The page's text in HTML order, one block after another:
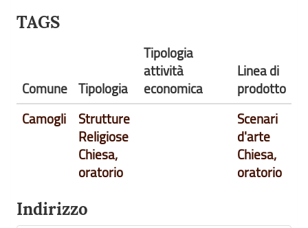
TAGS
Comune Tipologia
Tipologia
attività
economica
Linea di
prodotto
Camogli
Strutture
Religiose
Chiesa,
oratorio
Scenari
d'arte
Chiesa,
oratorio
Indirizzo